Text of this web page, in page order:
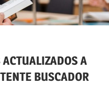
A
BUSCADOR